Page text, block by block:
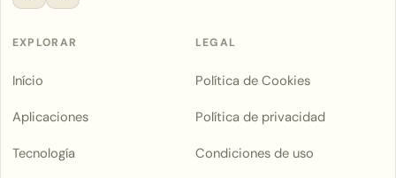
EXPLORAR
Início
Aplicaciones
Tecnología
LEGAL
Política de Cookies
Política de privacidad
Condiciones de uso